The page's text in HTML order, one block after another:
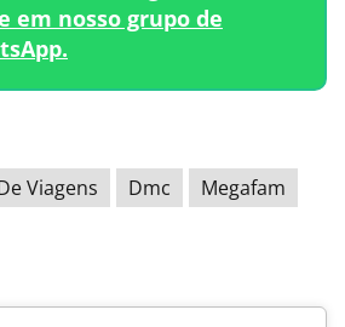
em nosso grupo de
Viagens Dmc
Megafam